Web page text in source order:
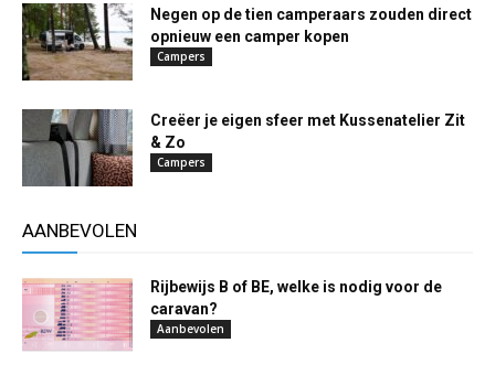
Negen op de tien camperaars zouden direct
opnieuw een camper kopen
Campers
Creëer je eigen sfeer met Kussenatelier Zit
& Zo
Campers
AANBEVOLEN
Rijbewijs B of BE, welke is nodig voor de
caravan?
Aanbevolen